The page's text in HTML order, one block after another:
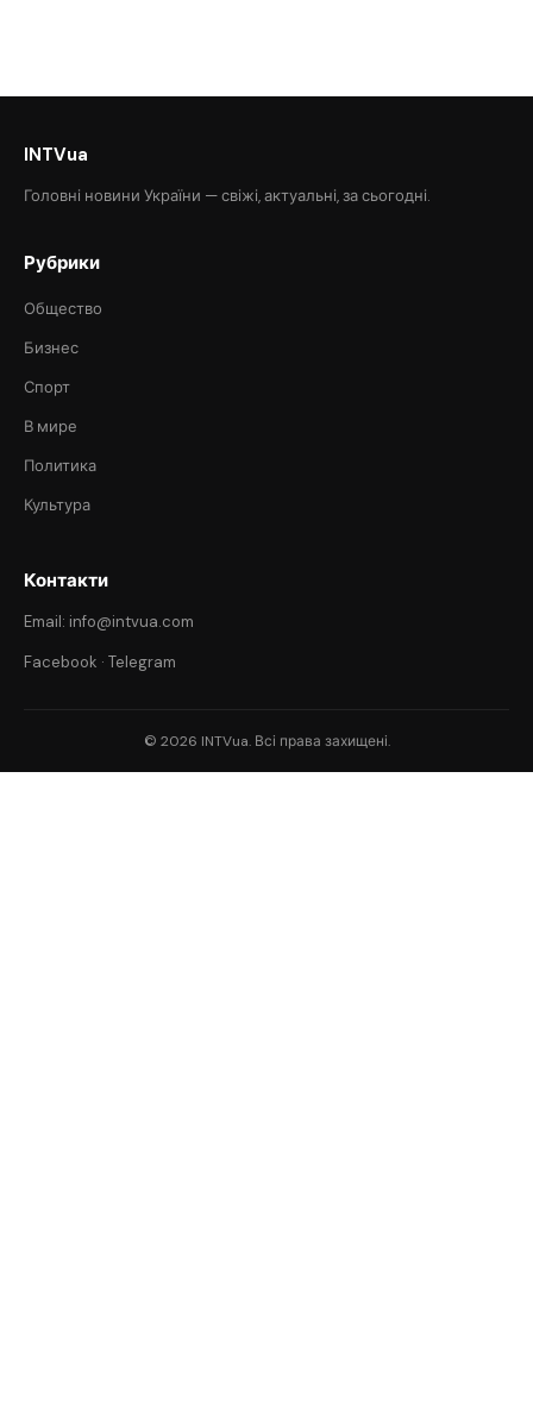
INTVua
Головні новини України — свіжі, актуальні, за сьогодні.
Рубрики
Общество
Бизнес
Спорт
В мире
Политика
Культура
Контакти
Email: info@intvua.com
Facebook · Telegram
© 2026 INTVua. Всі права захищені.